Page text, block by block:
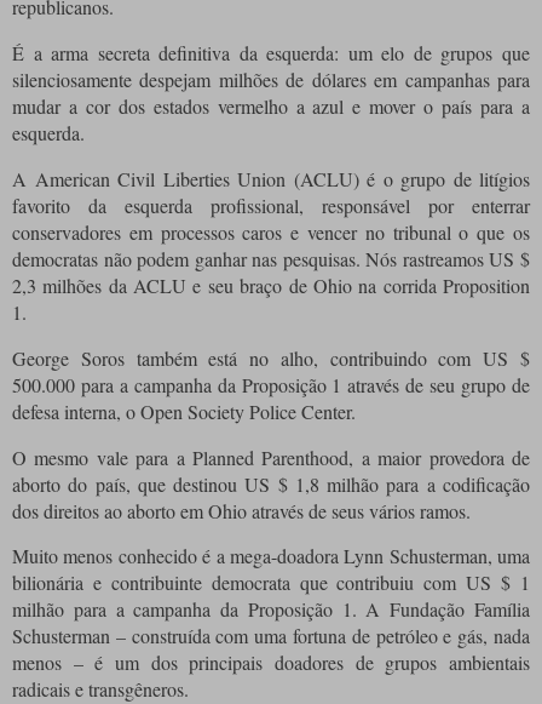
republicanos.
É a arma secreta definitiva da esquerda: um elo de grupos que
silenciosamente despejam milhões de dólares em campanhas para
mudar a cor dos estados vermelho a azul e mover o país para a
esquerda.
A American Civil Liberties Union (ACLU) é o grupo de litígios
favorito da esquerda profissional, responsável por enterrar
conservadores em processos caros e vencer no tribunal o que os
democratas não podem ganhar nas pesquisas. Nós rastreamos US $
2,3 milhões da ACLU e seu braço de Ohio na corrida Proposition
1.
George Soros também está no alho, contribuindo com US $
500.000 para a campanha da Proposição 1 através de seu grupo de
defesa interna, o Open Society Police Center.
O mesmo vale para a Planned Parenthood, a maior provedora de
aborto do país, que destinou US $ 1,8 milhão para a codificação
dos direitos ao aborto em Ohio através de seus vários ramos.
Muito menos conhecido é a mega-doadora Lynn Schusterman, uma
bilionária e contribuinte democrata que contribuiu com US $ 1
milhão para a campanha da Proposição 1. A Fundação Família
Schusterman – construída com uma fortuna de petróleo e gás, nada
menos – é um dos principais doadores de grupos ambientais
radicais e transgêneros.